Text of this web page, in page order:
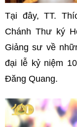
Tại đây, TT.
Chánh Thư ký
Giảng sư về
đại lễ kỷ niệm
Đăng Quang.